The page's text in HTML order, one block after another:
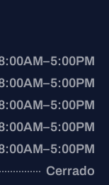
Cerrado